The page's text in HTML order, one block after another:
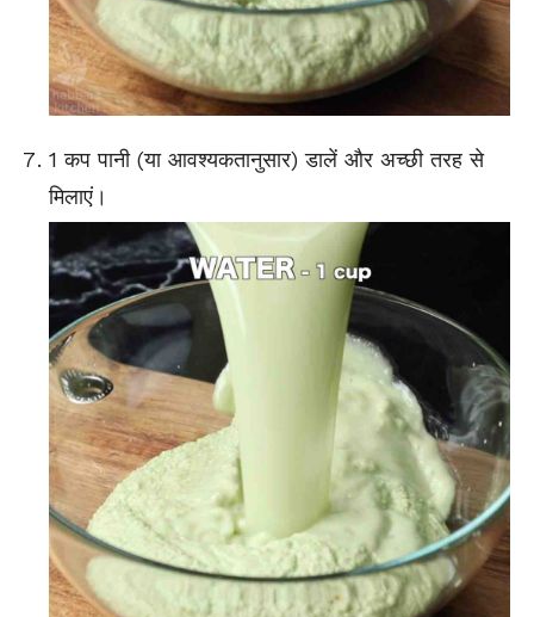
1 कप पानी (या आवश्यकतानुसार) डालें और अच्छी तरह से
मिलाएं।